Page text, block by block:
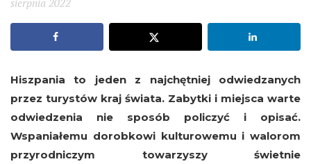
Hiszpania to jeden z najchętniej odwiedzanych
przez turystów kraj świata. Zabytki i miejsca warte
odwiedzenia nie sposób policzyć i opisać.
Wspaniałemu dorobkowi kulturowemu i walorom
przyrodniczym towarzyszy świetnie